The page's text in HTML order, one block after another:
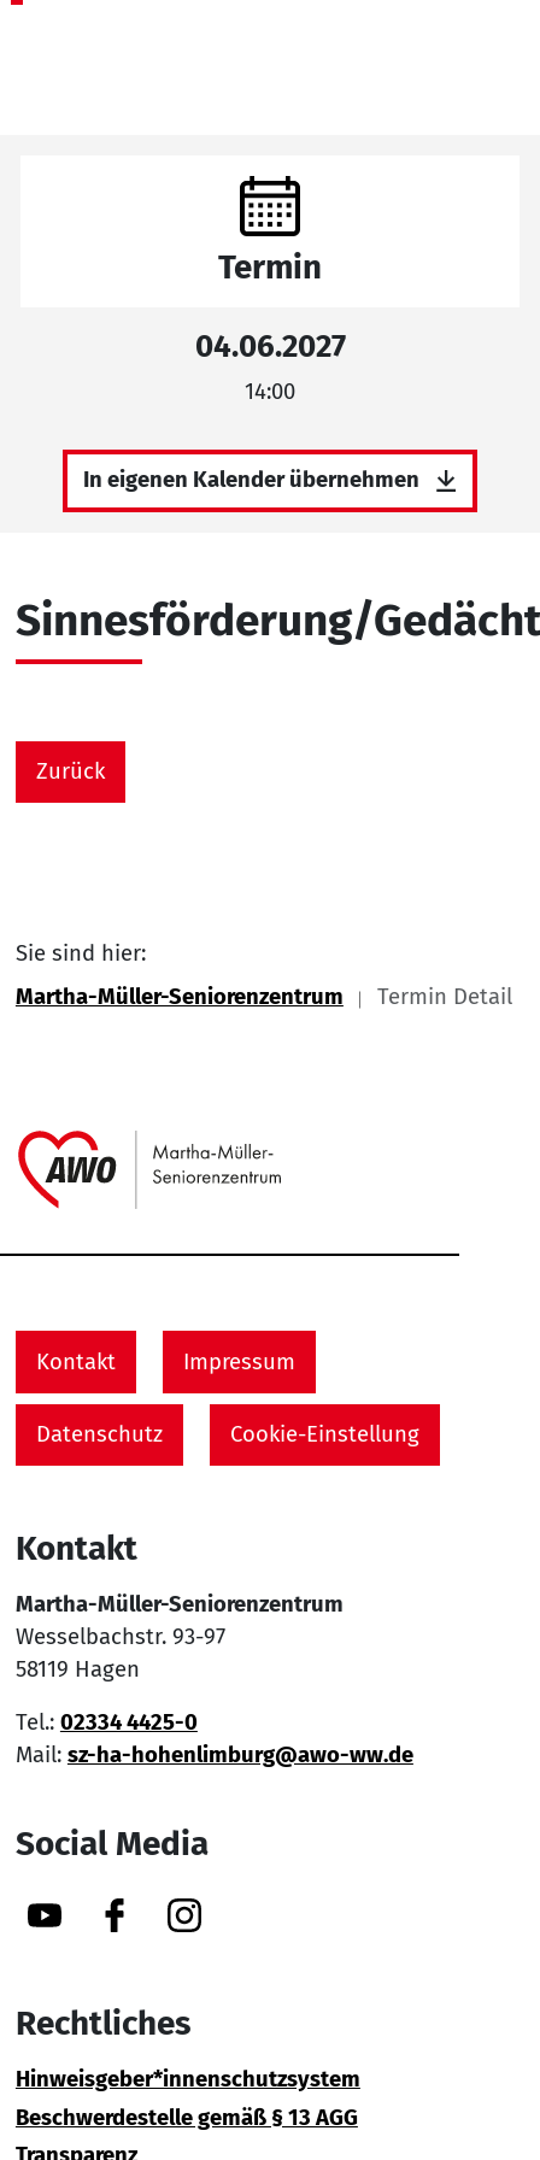
Sinnesförderung/
Termin
04.06.2027
14:00
In eigenen Kalender übernehmen
Zurück
Sie sind hier:
Martha-Müller-Seniorenzentrum
Termin Detail
Kontakt Impressum
Datenschutz Cookie-Einstellung
Kontakt
Martha-Müller-Seniorenzentrum
Wesselbachstr. 93-97
58119 Hagen
Tel.: 02334 4425-0
Mail: sz-ha-hohenlimburg@awo-ww.de
Social Media
YouTube FacebookInstagram
Rechtliches
Hinweisgeber*innenschutzsystem
Beschwerdestelle gemäß § 13 AGG